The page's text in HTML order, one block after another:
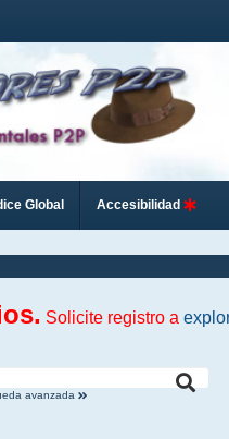
Global Accesibilidad
Solicite registro a
avanzada